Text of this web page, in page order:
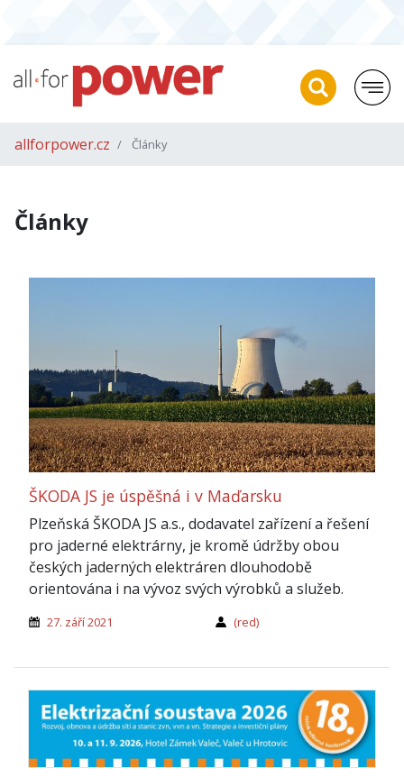
allforpower.cz Články
Články
ŠKODA JS je úspěšná i v Maďarsku
Plzeňská ŠKODA JS a.s., dodavatel zařízení a řešení
pro jaderné elektrárny, je kromě údržby obou
českých jaderných elektráren dlouhodobě
orientována i na vývoz svých výrobků a služeb.
27. září 2021 (red)